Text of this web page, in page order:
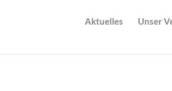
Aktu­el­les Unser